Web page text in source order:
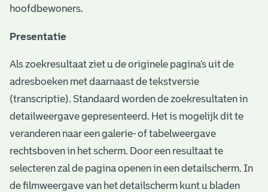
hoofdbewoners.
Presentatie
Als zoekresultaat ziet u de originele pagina’s uit de
adresboeken met daarnaast de tekstversie
(transcriptie). Standaard worden de zoekresultaten in
detailweergave gepresenteerd. Het is mogelijk dit te
veranderen naar een galerie- of tabelweergave
rechtsboven in het scherm. Door een resultaat te
selecteren zal de pagina openen in een detailscherm. In
de filmweergave van het detailscherm kunt u bladen